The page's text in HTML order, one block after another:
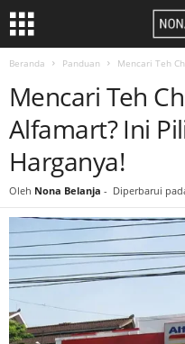
Beranda Panduan Mencari Teh
Mencari Teh
Alfamart? Ini
Harganya!
Oleh Nona Belanja - Diperbarui